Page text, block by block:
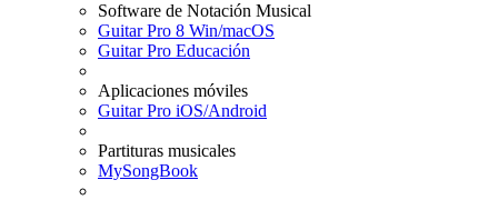
Software de Notación Musical
Guitar Pro 8 Win/macOS
Guitar Pro Educación
Aplicaciones móviles
Guitar Pro iOS/Android
Partituras musicales
MySongBook